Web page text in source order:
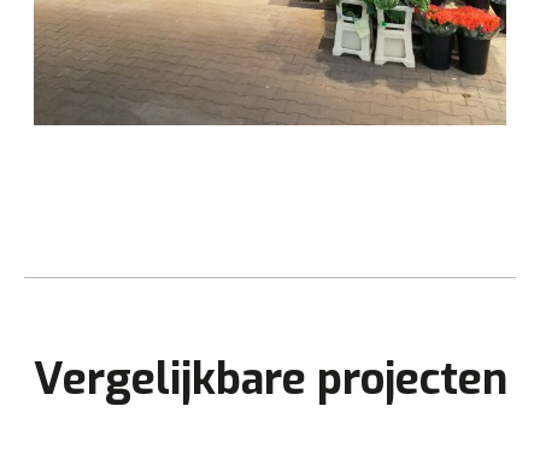
Vergelijkbare projecten